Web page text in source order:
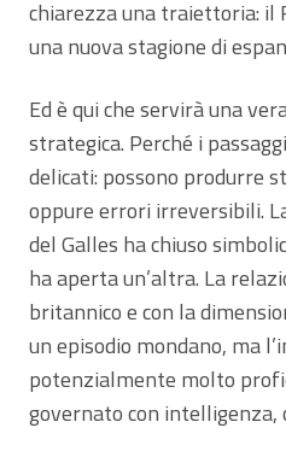
chiarezza una traiettoria: il
una nuova stagione di
Ed è qui che servirà una
strategica. Perché i
delicati: possono produrre
oppure errori irreversibili.
del Galles ha chiuso
ha aperta un’altra. La
britannico e con la
un episodio mondano, ma
potenzialmente molto
governato con